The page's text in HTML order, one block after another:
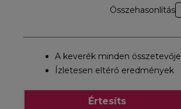
Összehasonlítás
A keverék minden összetevője
Ízletesen eltérő eredmények
Értesíts